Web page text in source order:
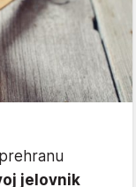
jelovnik